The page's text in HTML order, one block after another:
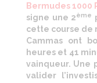
Bermudes 1000
signe une 2ème
cette course de
Cammas ont
heures et 41
vainqueur. Une
valider